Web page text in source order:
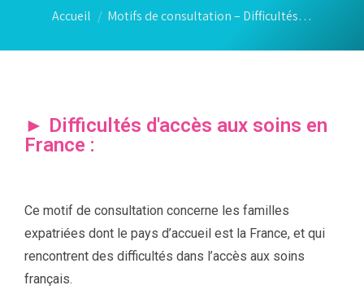
Vous êtes ici :
Accueil Motifs de consultation – Difficultés…
► Difficultés d'accès aux soins en
France :
Ce motif de consultation concerne les familles
expatriées dont le pays d’accueil est la France, et qui
rencontrent des difficultés dans l’accès aux soins
français.